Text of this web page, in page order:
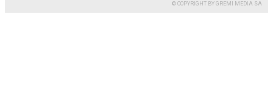
© COPYRIGHT BY GREMI MEDIA SA